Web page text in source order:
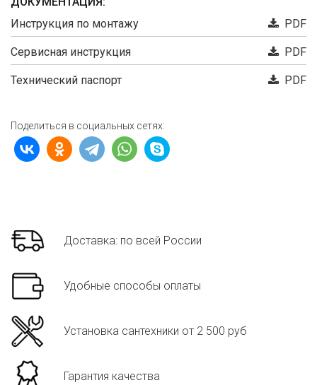
Инструкция по монтажу
PDF
Сервисная инструкция PDF
Технический паспорт PDF
Поделиться в социальных сетях:
Доставка: по всей России
Удобные способы оплаты
Установка сантехники от 2 500 руб
Гарантия качества